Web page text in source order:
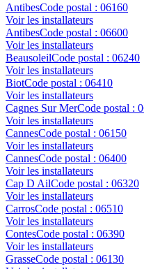
AntibesCode postal : 06160
Voir les installateurs
AntibesCode postal : 06600
Voir les installateurs
BeausoleilCode postal : 06240
Voir les installateurs
BiotCode postal : 06410
Voir les installateurs
Cagnes Sur MerCode postal :
Voir les installateurs
CannesCode postal : 06150
Voir les installateurs
CannesCode postal : 06400
Voir les installateurs
Cap D AilCode postal : 06320
Voir les installateurs
CarrosCode postal : 06510
Voir les installateurs
ContesCode postal : 06390
Voir les installateurs
GrasseCode postal : 06130